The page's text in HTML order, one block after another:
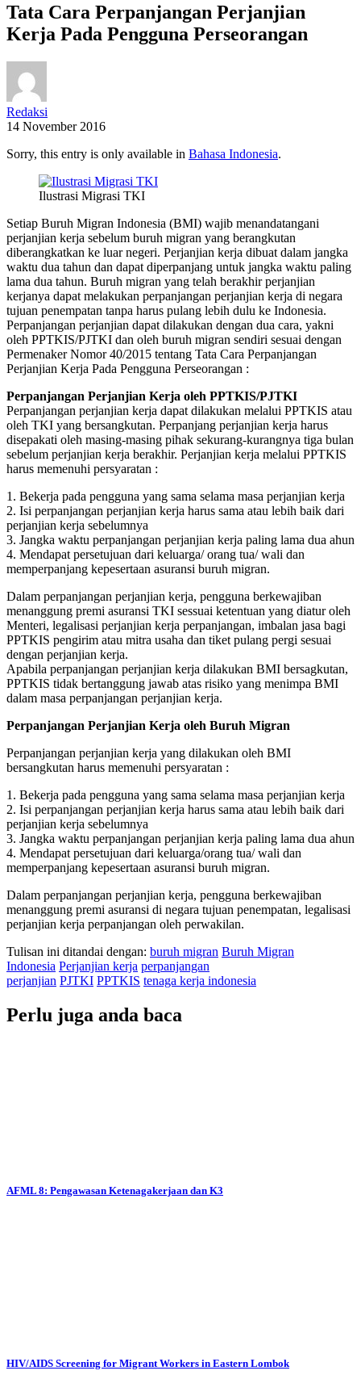
Tata Cara Perpanjangan Perjanjian
Kerja Pada Pengguna Perseorangan
Redaksi
14 November 2016
Sorry, this entry is only available in Bahasa Indonesia.
Ilustrasi Migrasi TKI
Setiap Buruh Migran Indonesia (BMI) wajib menandatangani
perjanjian kerja sebelum buruh migran yang berangkutan
diberangkatkan ke luar negeri. Perjanjian kerja dibuat dalam jangka
waktu dua tahun dan dapat diperpanjang untuk jangka waktu paling
lama dua tahun. Buruh migran yang telah berakhir perjanjian
kerjanya dapat melakukan perpanjangan perjanjian kerja di negara
tujuan penempatan tanpa harus pulang lebih dulu ke Indonesia.
Perpanjangan perjanjian dapat dilakukan dengan dua cara, yakni
oleh PPTKIS/PJTKI dan oleh buruh migran sendiri sesuai dengan
Permenaker Nomor 40/2015 tentang Tata Cara Perpanjangan
Perjanjian Kerja Pada Pengguna Perseorangan :
Perpanjangan Perjanjian Kerja oleh PPTKIS/PJTKI
Perpanjangan perjanjian kerja dapat dilakukan melalui PPTKIS atau
oleh TKI yang bersangkutan. Perpanjang perjanjian kerja harus
disepakati oleh masing-masing pihak sekurang-kurangnya tiga bulan
sebelum perjanjian kerja berakhir. Perjanjian kerja melalui PPTKIS
harus memenuhi persyaratan :
1. Bekerja pada pengguna yang sama selama masa perjanjian kerja
2. Isi perpanjangan perjanjian kerja harus sama atau lebih baik dari
perjanjian kerja sebelumnya
3. Jangka waktu perpanjangan perjanjian kerja paling lama dua ahun
4. Mendapat persetujuan dari keluarga/ orang tua/ wali dan
memperpanjang kepesertaan asuransi buruh migran.
Dalam perpanjangan perjanjian kerja, pengguna berkewajiban
menanggung premi asuransi TKI sessuai ketentuan yang diatur oleh
Menteri, legalisasi perjanjian kerja perpanjangan, imbalan jasa bagi
PPTKIS pengirim atau mitra usaha dan tiket pulang pergi sesuai
dengan perjanjian kerja.
Apabila perpanjangan perjanjian kerja dilakukan BMI bersagkutan,
PPTKIS tidak bertanggung jawab atas risiko yang menimpa BMI
dalam masa perpanjangan perjanjian kerja.
Perpanjangan Perjanjian Kerja oleh Buruh Migran
Perpanjangan perjanjian kerja yang dilakukan oleh BMI
bersangkutan harus memenuhi persyaratan :
1. Bekerja pada pengguna yang sama selama masa perjanjian kerja
2. Isi perpanjangan perjanjian kerja harus sama atau lebih baik dari
perjanjian kerja sebelumnya
3. Jangka waktu perpanjangan perjanjian kerja paling lama dua ahun
4. Mendapat persetujuan dari keluarga/orang tua/ wali dan
memperpanjang kepesertaan asuransi buruh migran.
Dalam perpanjangan perjanjian kerja, pengguna berkewajiban
menanggung premi asuransi di negara tujuan penempatan, legalisasi
perjanjian kerja perpanjangan oleh perwakilan.
Tulisan ini ditandai dengan: buruh migran Buruh Migran
Indonesia Perjanjian kerja perpanjangan
perjanjian PJTKI PPTKIS tenaga kerja indonesia
Perlu juga anda baca
AFML 8: Pengawasan Ketenagakerjaan dan K3
HIV/AIDS Screening for Migrant Workers in Eastern Lombok